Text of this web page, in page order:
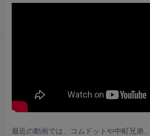
最近の動画では、コムドットや中町兄弟